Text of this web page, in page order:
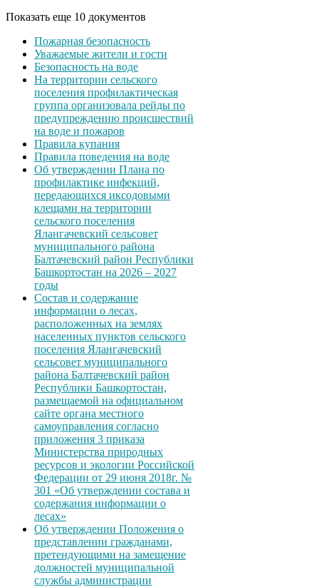
Показать еще 10 документов
Пожарная безопасность
Уважаемые жители и гости
Безопасность на воде
На территории сельского
поселения профилактическая
группа организовала рейды по
предупреждению происшествий
на воде и пожаров
Правила купания
Правила поведения на воде
Об утверждении Плана по
профилактике инфекций,
передающихся иксодовыми
клещами на территории
сельского поселения
Ялангачевский сельсовет
муниципального района
Балтачевский район Республики
Башкортостан на 2026 – 2027
годы
Состав и содержание
информации о лесах,
расположенных на землях
населенных пунктов сельского
поселения Ялангачевский
сельсовет муниципального
района Балтачевский район
Республики Башкортостан,
размещаемой на официальном
сайте органа местного
самоуправления согласно
приложения 3 приказа
Министерства природных
ресурсов и экологии Российской
Федерации от 29 июня 2018г. №
301 «Об утверждении состава и
содержания информации о
лесах»
Об утверждении Положения о
представлении гражданами,
претендующими на замещение
должностей муниципальной
службы администрации